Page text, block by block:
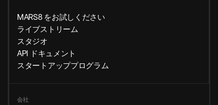
MARS8 をお試しください
ライブストリーム
スタジオ
API ドキュメント
スタートアッププログラム
会社